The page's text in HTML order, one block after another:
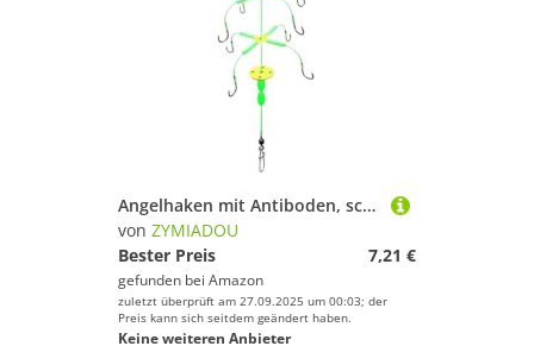
Angelhaken mit Antiboden, schwimmender Bighead, Karpfen, Widerhaken, Angelzubehör, einfache Installation
von ZYMIADOU
Bester Preis
7,21 €
gefunden bei Amazon
zuletzt überprüft am 27.09.2025 um 00:03; der
Preis kann sich seitdem geändert haben.
Keine weiteren Anbieter